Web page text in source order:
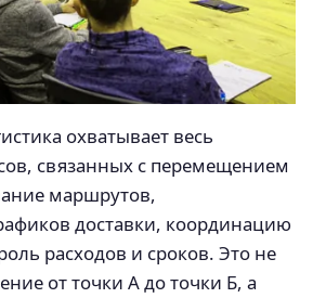
охватывает весь
связанных с перемещением
маршрутов,
доставки, координацию
расходов и сроков. Это не
от точки А до точки Б, а